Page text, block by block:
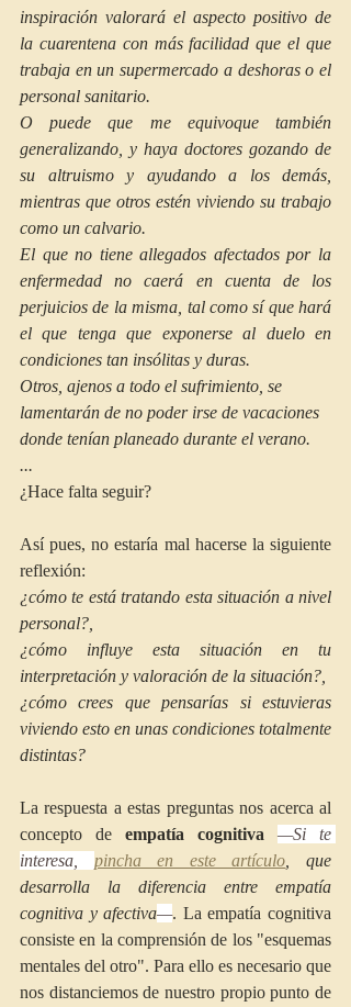
inspiración valorará el aspecto positivo de
la cuarentena con más facilidad que el que
trabaja en un supermercado a deshoras o el
personal sanitario.
O puede que me equivoque también
generalizando, y haya doctores gozando de
su altruismo y ayudando a los demás,
mientras que otros estén viviendo su trabajo
como un calvario.
El que no tiene allegados afectados por la
enfermedad no caerá en cuenta de los
perjuicios de la misma, tal como sí que hará
el que tenga que exponerse al duelo en
condiciones tan insólitas y duras.
Otros, ajenos a todo el sufrimiento, se
lamentarán de no poder irse de vacaciones
donde tenían planeado durante el verano.
...
¿Hace falta seguir?
Así pues, no estaría mal hacerse la siguiente
reflexión:
¿cómo te está tratando esta situación a nivel
personal?,
¿cómo influye esta situación en tu
interpretación y valoración de la situación?,
¿cómo crees que pensarías si estuvieras
viviendo esto en unas condiciones totalmente
distintas?
La respuesta a estas preguntas nos acerca al
concepto de empatía cognitiva
—Si te
interesa, pincha en este artículo
que
desarrolla la diferencia entre empatía
cognitiva y afectiva—. La empatía cognitiva
consiste en la comprensión de los "esquemas
mentales del otro". Para ello es necesario que
nos distanciemos de nuestro propio punto de